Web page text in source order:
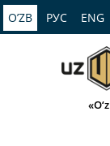
O’ZB РУС ENG